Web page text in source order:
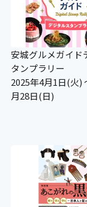
安城グルメガイド
タンプラリー
2025年4月1日(火)
月28日(日)